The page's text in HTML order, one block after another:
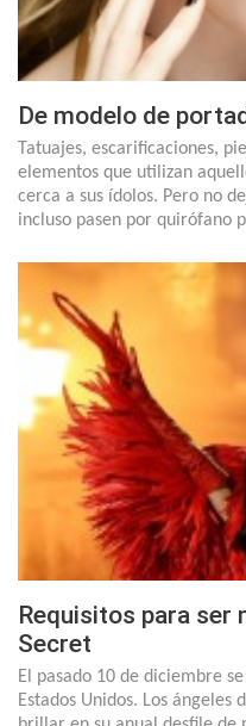
De modelo de
Tatuajes, escarificaciones,
elementos que utilizan
cerca a sus ídolos. Pero no
incluso pasen por quirófano
Requisitos para ser
Secret
El pasado 10 de diciembre
Estados Unidos. Los ángeles